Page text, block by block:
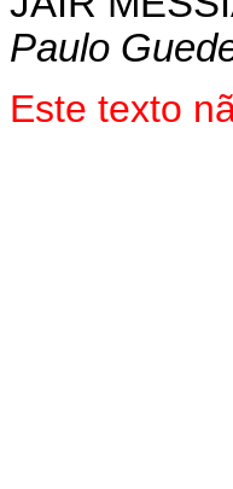
Paulo
Este texto